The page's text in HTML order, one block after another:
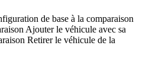
de base à la comparaison
Ajouter le véhicule avec sa
Retirer le véhicule de la